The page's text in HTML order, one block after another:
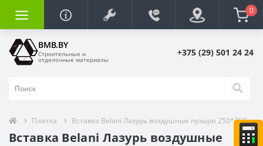
0
BMB.BY
Строительные и
отделочные материалы
+375 (29) 501 24 24
Плитка Вставка Belani Лазурь воздушные пузыри 250*350
Вставка Belani Лазурь воздушные